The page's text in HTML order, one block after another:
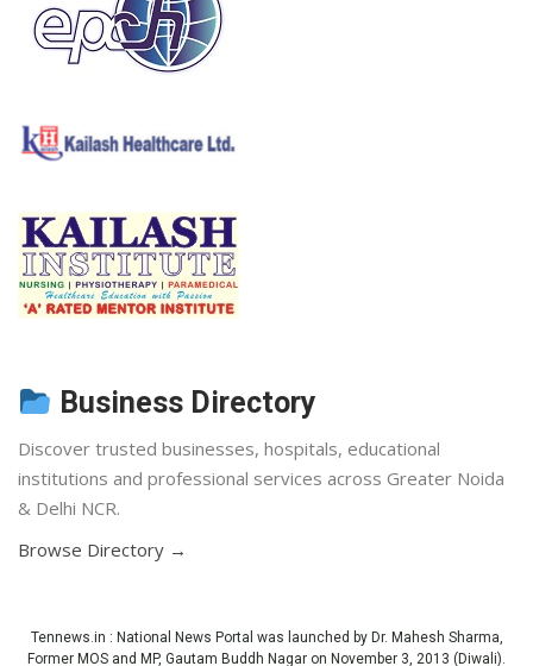
Business Directory
Discover trusted businesses, hospitals, educational
institutions and professional services across Greater Noida
& Delhi NCR.
Browse Directory →
Tennews.in : National News Portal was launched by Dr. Mahesh Sharma,
Former MOS and MP, Gautam Buddh Nagar on November 3, 2013 (Diwali).